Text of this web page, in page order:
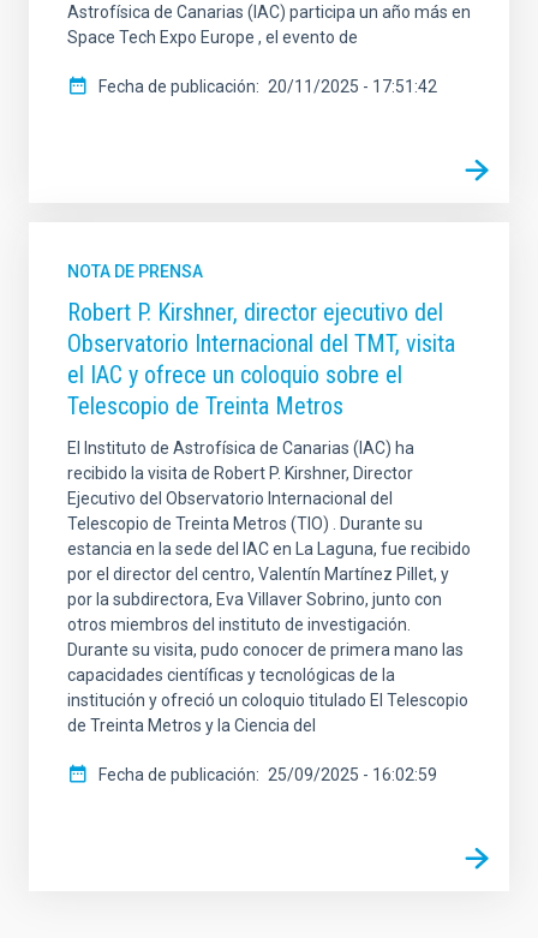
Astrofísica de Canarias (IAC) participa un año más en
Space Tech Expo Europe , el evento de
Fecha de publicación 20/11/2025 - 17:51:42
NOTA DE PRENSA
Robert P. Kirshner, director ejecutivo del
Observatorio Internacional del TMT, visita
el IAC y ofrece un coloquio sobre el
Telescopio de Treinta Metros
El Instituto de Astrofísica de Canarias (IAC) ha
recibido la visita de Robert P. Kirshner, Director
Ejecutivo del Observatorio Internacional del
Telescopio de Treinta Metros (TIO) . Durante su
estancia en la sede del IAC en La Laguna, fue recibido
por el director del centro, Valentín Martínez Pillet, y
por la subdirectora, Eva Villaver Sobrino, junto con
otros miembros del instituto de investigación.
Durante su visita, pudo conocer de primera mano las
capacidades científicas y tecnológicas de la
institución y ofreció un coloquio titulado El Telescopio
de Treinta Metros y la Ciencia del
Fecha de publicación 25/09/2025 - 16:02:59